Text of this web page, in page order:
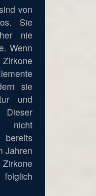
von
Sie
nie
Wenn
sie
und
nicht
Jahren
folglich